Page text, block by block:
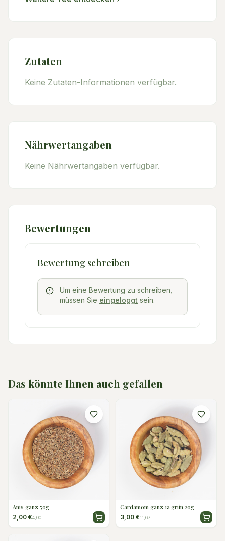
Zutaten
Keine Zutaten-Informationen verfügbar.
Nährwertangaben
Keine Nährwertangaben verfügbar.
Bewertungen
Bewertung schreiben
Um eine Bewertung zu schreiben,
müssen Sie eingeloggt sein.
Das könnte Ihnen auch gefallen
Anis ganz 50g
2,00 €4,00
Cardamom ganz 1a grün 20g
3,00 €11,67